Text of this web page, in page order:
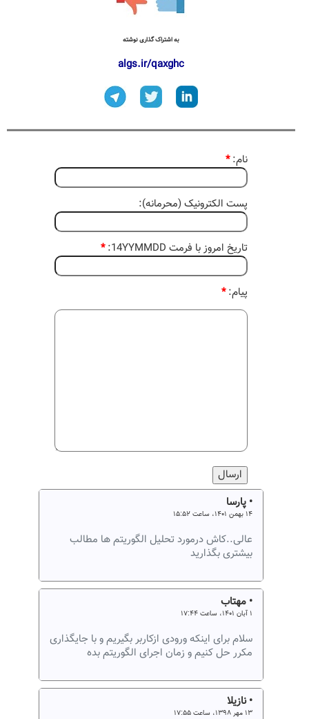
به اشتراک گذاری نوشته
algs.ir/qaxghc
نام:*
پست الکترونیک (محرمانه):
تاریخ امروز با فرمت 14YYMMDD: *
پیام:*
• پارسا
عالی..کاش درمورد تحلیل الگوریتم ها مطالب
بیشتری بگذارید
• مهتاب
سلام برای اینکه ورودی ازکاربر بگیریم و با جایگذاری
مکرر حل کنیم و زمان اجرای الگوريتم بده
• نازیلا